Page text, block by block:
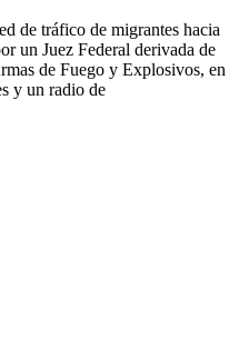
de tráfico de migrantes hacia
un Juez Federal derivada de
de Fuego y Explosivos, en
y un radio de